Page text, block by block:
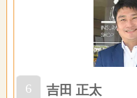
6
吉田 正太